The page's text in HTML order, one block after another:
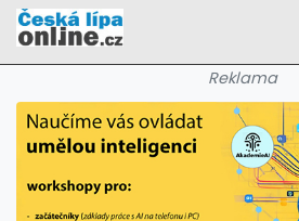
Reklama